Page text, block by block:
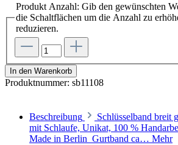
Produkt Anzahl: Gib den gewünschten
die Schaltflächen um die Anzahl zu
reduzieren.
In den Warenkorb
Produktnummer: sb11108
Beschreibung
Schlüsselband breit
mit Schlaufe, Unikat, 100 %
Made in Berlin Gurtband ca… Mehr